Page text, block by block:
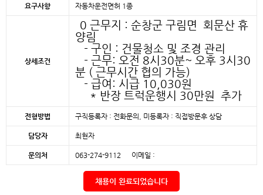
요구사항 자동차운전면허 1종
상세조건
0 근무지 : 순창군 구림면 회문산 휴
양림
- 구인 : 건물청소 및 조경 관리
- 근무: 오전 8시30분~ 오후 3시30
분 ( 근무시간 협의 가능)
- 급여: 시급 10,030원
* 반장 트럭운행시 30만원 추가
전형방법 구직등록자 : 전화문의, 미등록자 : 직접방문후 상담
담당자 최현자
문의처 063-274-9112 이메일 :
채용이 완료되었습니다